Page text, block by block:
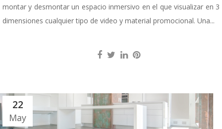
montar y desmontar un espacio inmersivo en el que visualizar en 3
dimensiones cualquier tipo de video y material promocional. Una...
22
May